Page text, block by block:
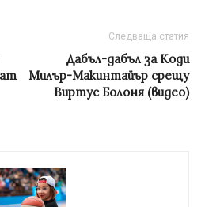
Следваща статия
Дабъл-дабъл за Коди
Милър-Макинтайър срещу
Виртус Болоня (видео)